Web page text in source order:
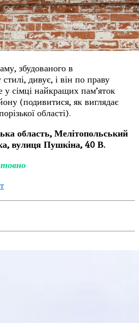
збудованого в
стилі, дивує, і він по праву
у сімці найкращих пам’яток
(подивитися, як виглядає
області).
область, Мелітопольський
вулиця Пушкіна, 40 В.